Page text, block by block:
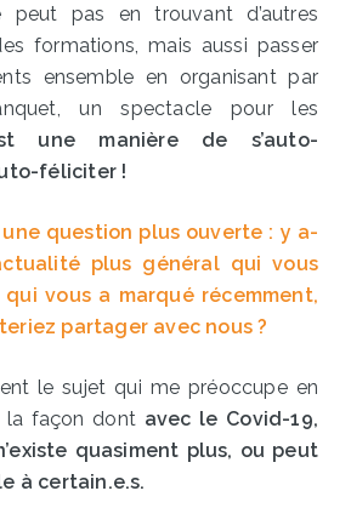
pas en trouvant d’autres
formations, mais aussi passer
ensemble en organisant par
un spectacle pour les
une manière de s’auto-
féliciter !
question plus ouverte : y a-
plus général qui vous
vous a marqué récemment,
partager avec nous ?
le sujet qui me préoccupe en
la façon dont avec le Covid-19,
quasiment plus, ou peut
à certain.e.s.